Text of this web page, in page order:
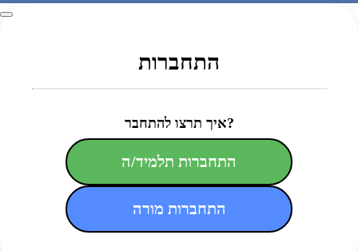
התחברות
איך תרצו להתחבר?
התחברות תלמיד/ה
התחברות מורה